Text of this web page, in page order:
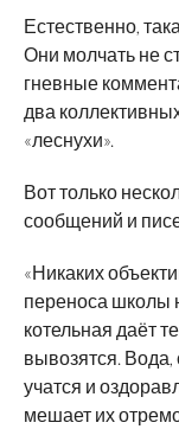
Естественно,
Они молчать не
гневные
два
«леснухи».
Вот только
сообщений и
«Никаких
переноса школы
котельная даёт
вывозятся. Вода,
учатся и
мешает их